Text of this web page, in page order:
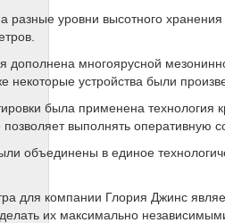
разные уровни высотного
дополнена многоярусной
некоторые устройства были
была применена
выполнять оперативную
объединены в единое
для компании Глория Джинс
их максимально